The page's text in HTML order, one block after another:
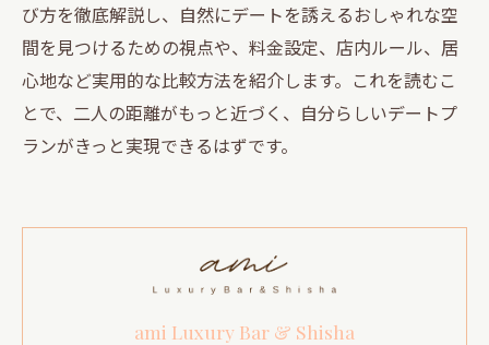
び方を徹底解説し、自然にデートを誘えるおしゃれな空
間を見つけるための視点や、料金設定、店内ルール、居
心地など実用的な比較方法を紹介します。これを読むこ
とで、二人の距離がもっと近づく、自分らしいデートプ
ランがきっと実現できるはずです。
ami Luxury Bar & Shisha